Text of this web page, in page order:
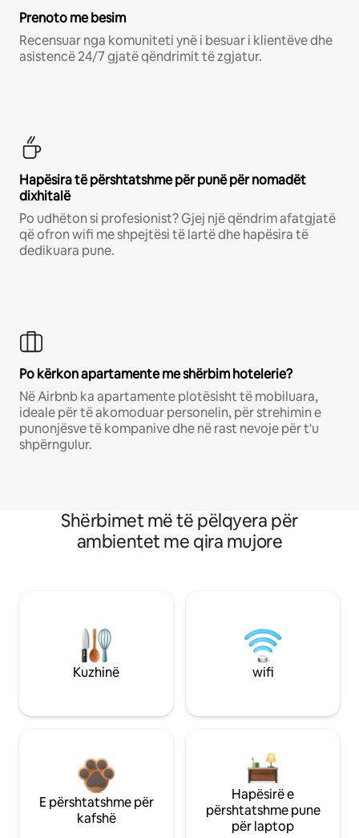
Prenoto me besim
Recensuar nga komuniteti ynë i besuar i klientëve dhe
asistencë 24/7 gjatë qëndrimit të zgjatur.
Hapësira të përshtatshme për punë për nomadët
dixhitalë
Po udhëton si profesionist? Gjej një qëndrim afatgjatë
që ofron wifi me shpejtësi të lartë dhe hapësira të
dedikuara pune.
Po kërkon apartamente me shërbim hotelerie?
Në Airbnb ka apartamente plotësisht të mobiluara,
ideale për të akomoduar personelin, për strehimin e
punonjësve të kompanive dhe në rast nevoje për t'u
shpërngulur.
Shërbimet më të pëlqyera për
ambientet me qira mujore
Kuzhinë wifi
E përshtatshme për
kafshë
Hapësirë e
përshtatshme pune
për laptop